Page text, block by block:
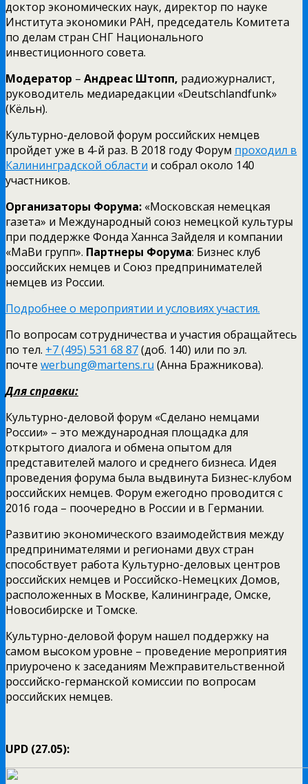
доктор экономических наук, директор по науке
Института экономики РАН, председатель Комитета
по делам стран СНГ Национального
инвестиционного совета.
Модератор – Андреас Штопп, радиожурналист,
руководитель медиаредакции «Deutschlandfunk»
(Кёльн).
Культурно-деловой форум российских немцев
пройдет уже в 4-й раз. В 2018 году Форум проходил в
Калининградской области и собрал около 140
участников.
Организаторы Форума: «Московская немецкая
газета» и Международный союз немецкой культуры
при поддержке Фонда Ханнса Зайделя и компании
«МаВи групп». Партнеры Форума: Бизнес клуб
российских немцев и Союз предпринимателей
немцев из России.
Подробнее о мероприятии и условиях участия.
По вопросам сотрудничества и участия обращайтесь
по тел. +7 (495) 531 68 87(доб. 140) или по эл.
почте werbung@martens.ru (Анна Бражникова).
Для справки:
Культурно-деловой форум «Сделано немцами
России» – это международная площадка для
открытого диалога и обмена опытом для
представителей малого и среднего бизнеса. Идея
проведения форума была выдвинута Бизнес-клубом
российских немцев. Форум ежегодно проводится с
2016 года – поочередно в России и в Германии.
Развитию экономического взаимодействия между
предпринимателями и регионами двух стран
способствует работа Культурно-деловых центров
российских немцев и Российско-Немецких Домов,
расположенных в Москве, Калининграде, Омске,
Новосибирске и Томске.
Культурно-деловой форум нашел поддержку на
самом высоком уровне – проведение мероприятия
приурочено к заседаниям Межправительственной
российско-германской комиссии по вопросам
российских немцев.
UPD (27.05):